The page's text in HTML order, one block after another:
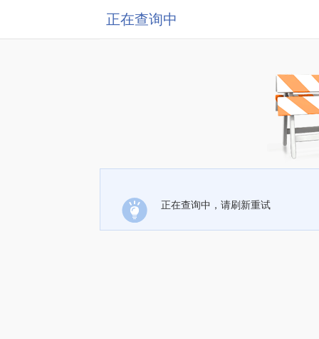
正在查询中
正在查询中，请刷新重试